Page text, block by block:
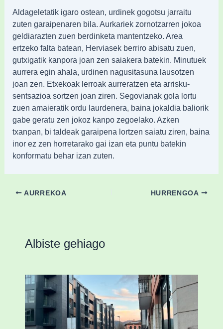
Aldageletatik igaro ostean, urdinek gogotsu jarraitu
zuten garaipenaren bila. Aurkariek zornotzarren jokoa
geldiarazten zuen berdinketa mantentzeko. Area
ertzeko falta batean, Herviasek berriro abisatu zuen,
gutxigatik kanpora joan zen saiakera batekin. Minutuek
aurrera egin ahala, urdinen nagusitasuna lausotzen
joan zen. Etxekoak lerroak aurreratzen eta arrisku-
sentsazioa sortzen joan ziren. Segovianak gola lortu
zuen amaieratik ordu laurdenera, baina jokaldia baliorik
gabe geratu zen jokoz kanpo zegoelako. Azken
txanpan, bi taldeak garaipena lortzen saiatu ziren, baina
inor ez zen horretarako gai izan eta puntu batekin
konformatu behar izan zuten.
AURREKOA HURRENGOA
Albiste gehiago